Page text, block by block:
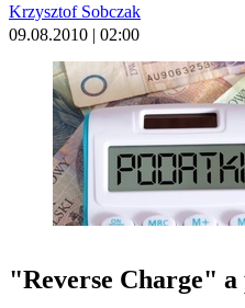
Krzysztof Sobczak
09.08.2010 | 02:00
"Reverse Charge" a